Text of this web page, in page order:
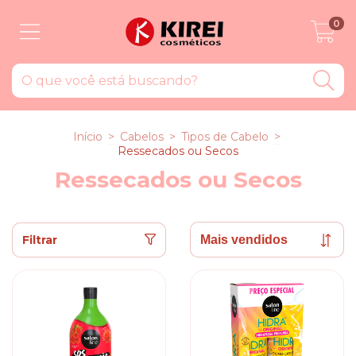
0
Início > Cabelos > Tipos de Cabelo >
Ressecados ou Secos
Ressecados ou Secos
Filtrar